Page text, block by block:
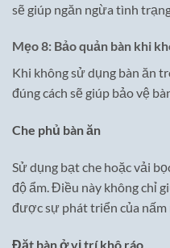
sẽ giúp ngăn ngừa tình
Mẹo 8: Bảo quản bàn khi
Khi không sử dụng bàn ăn
đúng cách sẽ giúp bảo vệ
Che phủ bàn ăn
Sử dụng bạt che hoặc vải
độ ẩm. Điều này không chỉ
được sự phát triển của nấm
Đặt bàn ở vị trí khô ráo